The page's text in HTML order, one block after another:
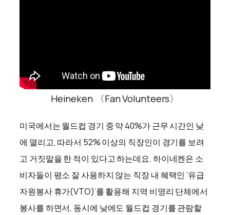
Heineken 〈Fan Volunteers〉
미국에서는 월드컵 경기 중 약 40%가 근무 시간인 낮
에 열리고, 따라서 52% 이상의 직장인이 경기를 보려
고 거짓말을 한 적이 있다고 하는데요. 하이네켄은 소
비자들이 평소 잘 사용하지 않는 직장 내 혜택인 ‘유급
자원봉사 휴가(VTO)’를 활용해 지역 비영리 단체에서
봉사를 하면서, 동시에 낮에도 월드컵 경기를 관람할